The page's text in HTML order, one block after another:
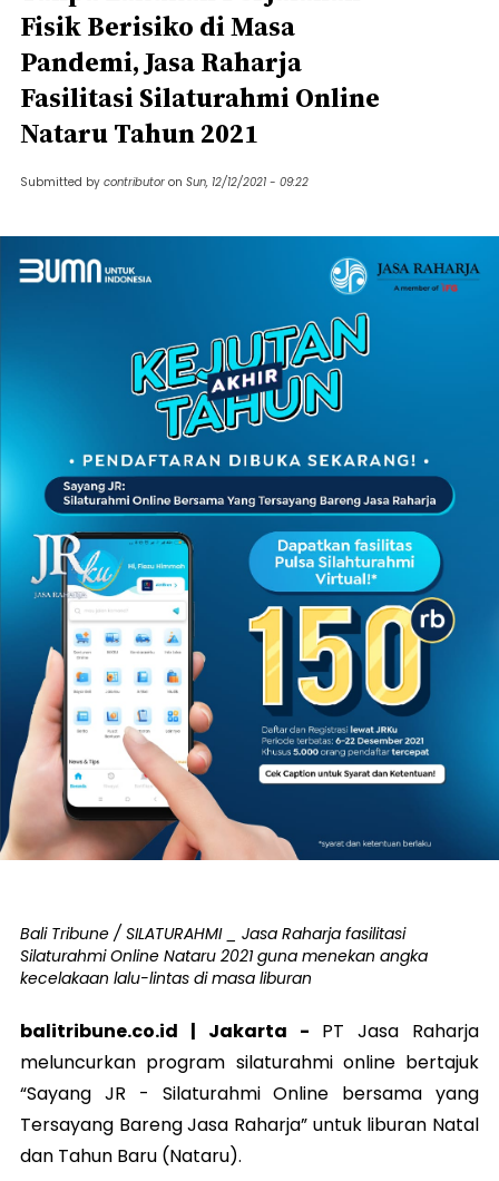
Fisik Berisiko di Masa
Pandemi, Jasa Raharja
Fasilitasi Silaturahmi Online
Nataru Tahun 2021
Submitted by contributor on Sun, 12/12/2021 - 09:22
Bali Tribune / SILATURAHMI _ Jasa Raharja fasilitasi
Silaturahmi Online Nataru 2021 guna menekan angka
kecelakaan lalu-lintas di masa liburan
balitribune.co.id | Jakarta - PT Jasa Raharja
meluncurkan program silaturahmi online bertajuk
“Sayang JR - Silaturahmi Online bersama yang
Tersayang Bareng Jasa Raharja” untuk liburan Natal
dan Tahun Baru (Nataru).